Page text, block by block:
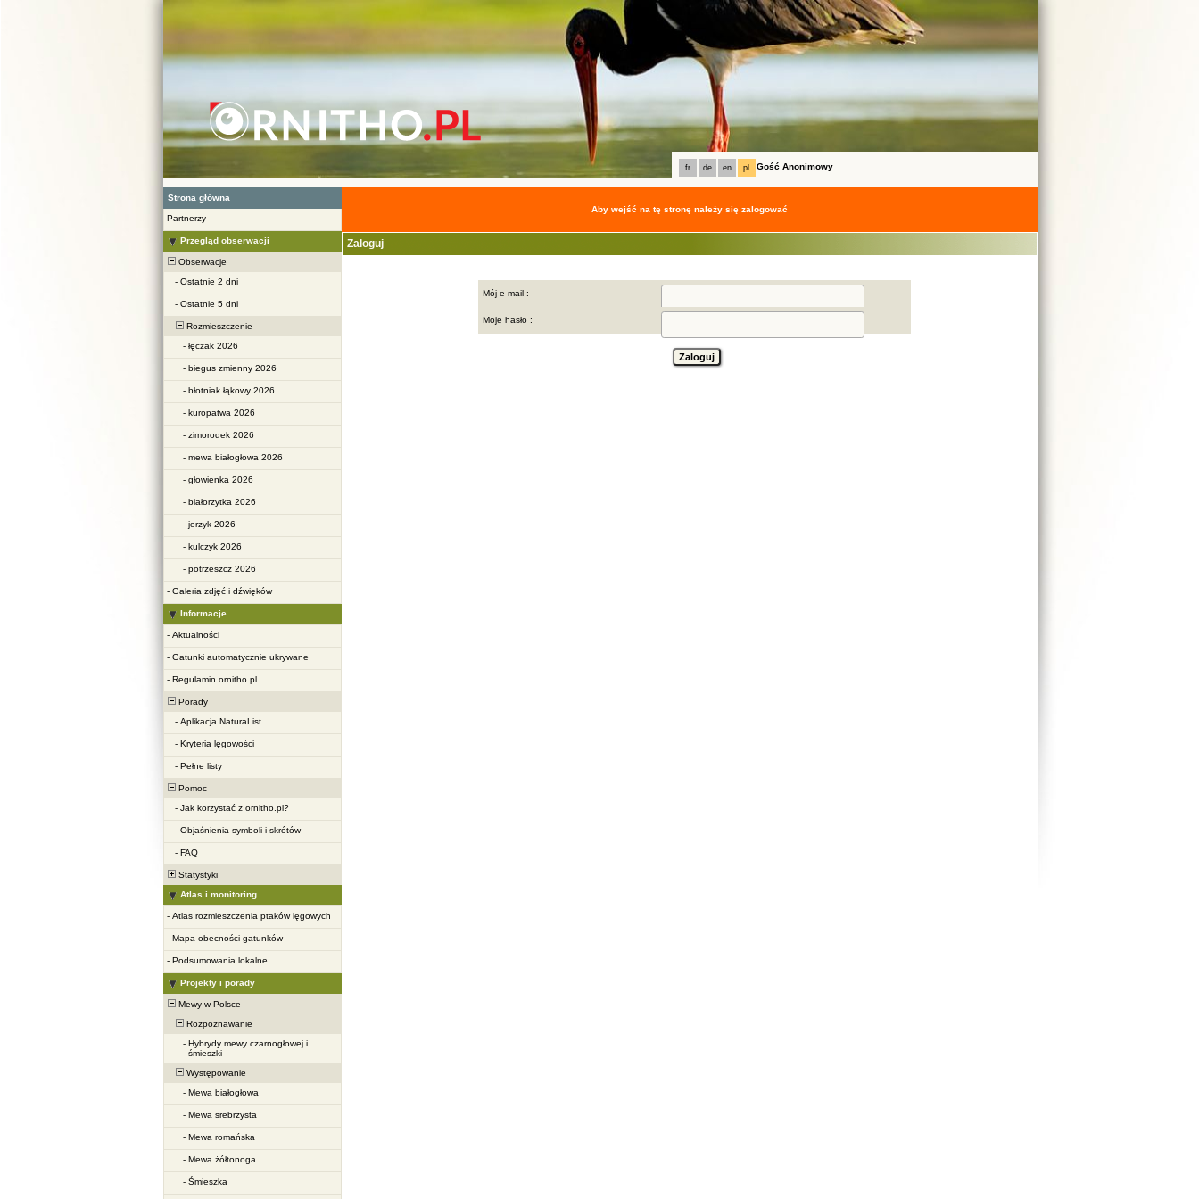
fr de en pl Gość Anonimowy
Strona główna
Partnerzy
Przegląd obserwacji
Obserwacje
- Ostatnie 2 dni
- Ostatnie 5 dni
Rozmieszczenie
- łęczak 2026
- biegus zmienny 2026
- błotniak łąkowy 2026
- kuropatwa 2026
- zimorodek 2026
- mewa białogłowa 2026
- głowienka 2026
- białorzytka 2026
- jerzyk 2026
- kulczyk 2026
- potrzeszcz 2026
- Galeria zdjęć i dźwięków
Informacje
- Aktualności
- Gatunki automatycznie ukrywane
- Regulamin ornitho.pl
Porady
- Aplikacja NaturaList
- Kryteria lęgowości
- Pełne listy
Pomoc
- Jak korzystać z ornitho.pl?
- Objaśnienia symboli i skrótów
- FAQ
Statystyki
Atlas i monitoring
- Atlas rozmieszczenia ptaków lęgowych
- Mapa obecności gatunków
- Podsumowania lokalne
Projekty i porady
Mewy w Polsce
Rozpoznawanie
- Hybrydy mewy czarnogłowej i
śmieszki
Występowanie
- Mewa białogłowa
- Mewa srebrzysta
- Mewa romańska
- Mewa żółtonoga
- Śmieszka
Aby wejść na tę stronę należy się zalogować
Zaloguj
Mój e-mail :
Moje hasło :